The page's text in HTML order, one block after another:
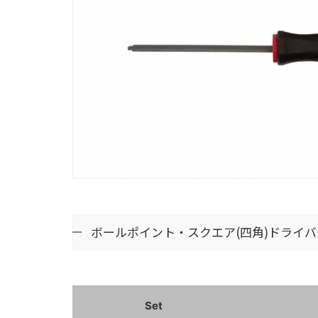
ボールポイント・スクエア(四角)ドライ
Set